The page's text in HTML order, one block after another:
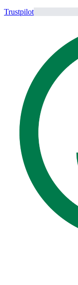
Trustpilot